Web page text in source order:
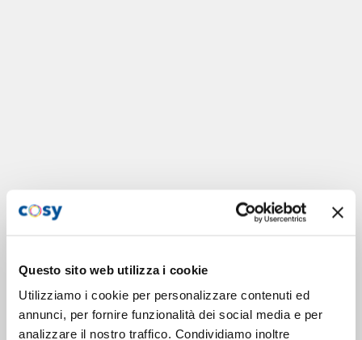
Questo sito web utilizza i cookie
Utilizziamo i cookie per personalizzare contenuti ed
annunci, per fornire funzionalità dei social media e per
analizzare il nostro traffico. Condividiamo inoltre